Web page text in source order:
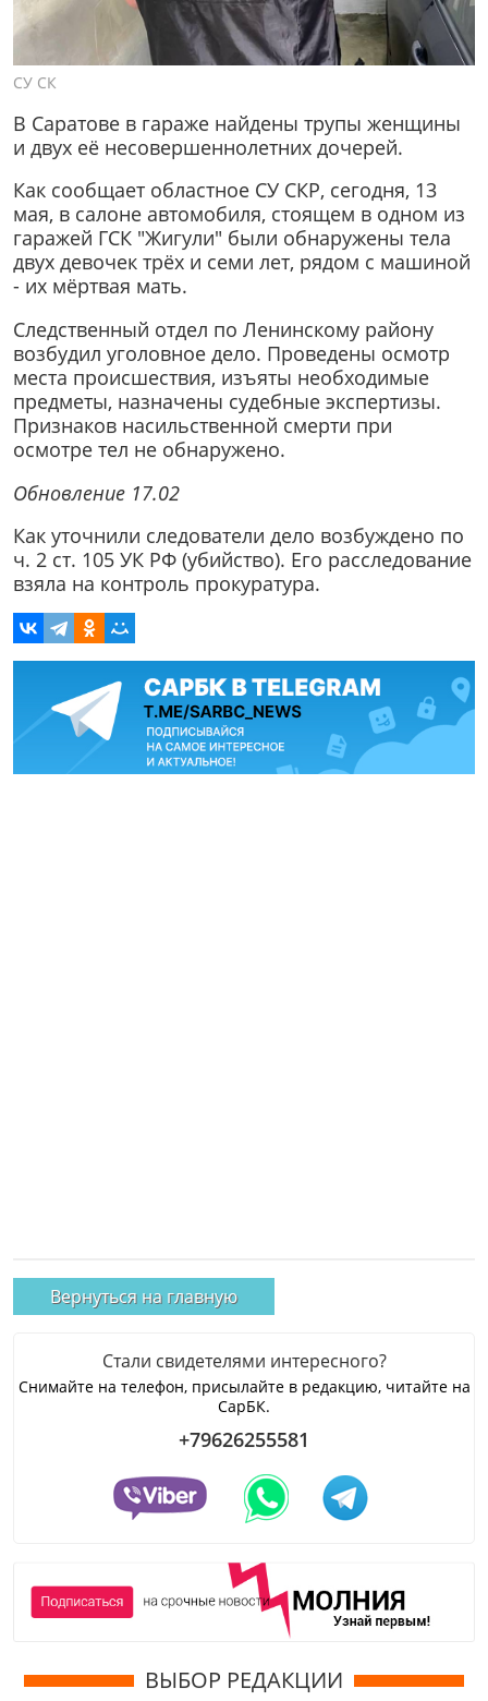
СУ СК
В Саратове в гараже найдены трупы женщины
и двух её несовершеннолетних дочерей.
Как сообщает областное СУ СКР, сегодня, 13
мая, в салоне автомобиля, стоящем в одном из
гаражей ГСК "Жигули" были обнаружены тела
двух девочек трёх и семи лет, рядом с машиной
- их мёртвая мать.
Следственный отдел по Ленинскому району
возбудил уголовное дело. Проведены осмотр
места происшествия, изъяты необходимые
предметы, назначены судебные экспертизы.
Признаков насильственной смерти при
осмотре тел не обнаружено.
Обновление 17.02
Как уточнили следователи дело возбуждено по
ч. 2 ст. 105 УК РФ (убийство). Его расследование
взяла на контроль прокуратура.
Вернуться на главную
Стали свидетелями интересного?
Снимайте на телефон, присылайте в редакцию, читайте на
СарБК.
+79626255581
ВЫБОР РЕДАКЦИИ